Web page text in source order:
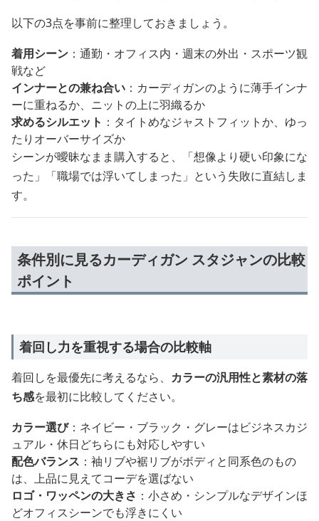
以下の3点を事前に整理しておきましょう。
着用シーン ：通勤・オフィス内・週末の外出・スポーツ観
戦など
インナーとの兼ね合い ：カーディガンのように薄手インナ
ーに重ねるか、ニットの上に羽織るか
求めるシルエット ：タイトめなジャストフィットか、ゆっ
たりオーバーサイズか
シーンが曖昧なまま購入すると、「想像より硬い印象にな
った」「職場では浮いてしまった」という失敗に直結しま
す。
条件別に見るカーディガン スタジャンの比較
ポイント
着回し力を重視する場合の比較軸
着回しを最優先に考えるなら、 カラーの汎用性と素材の落
ち感を最初に比較してください。
カラー選び：ネイビー・ブラック・グレーはビジネスカジ
ュアル・休日どちらにも対応しやすい
配色バランス ：袖リブや裾リブがボディと同系色のもの
は、上品に見えてコーデを選ばない
ロゴ・ワッペンの大きさ ：小さめ・シンプルなデザインほ
どオフィスシーンでも浮きにくい